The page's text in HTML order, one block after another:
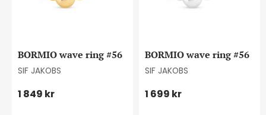
BORMIO wave ring #56
SIF JAKOBS
1 849 kr
BORMIO wave ring #56
SIF JAKOBS
1 699 kr